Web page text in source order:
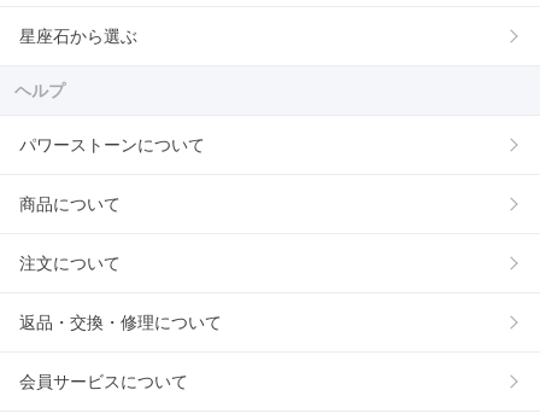
星座石から選ぶ
ヘルプ
パワーストーンについて
商品について
注文について
返品・交換・修理について
会員サービスについて